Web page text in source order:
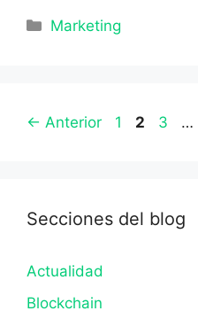
Categorías
Marketing
← Anterior Página
1 Página
2 Página
3 …
Secciones del blog
Actualidad
Blockchain